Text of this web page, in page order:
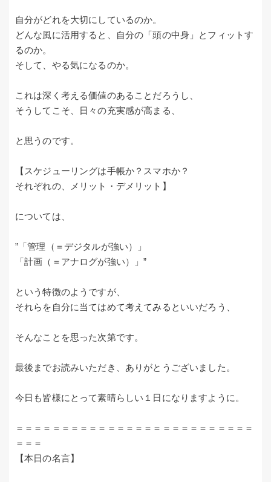
自分がどれを大切にしているのか。
どんな風に活用すると、自分の「頭の中身」とフィットす
るのか。
そして、やる気になるのか。
これは深く考える価値のあることだろうし、
そうしてこそ、日々の充実感が高まる、
と思うのです。
【スケジューリングは手帳か？スマホか？
それぞれの、メリット・デメリット】
については、
”「管理（＝デジタルが強い）」
「計画（＝アナログが強い）」”
という特徴のようですが、
それらを自分に当てはめて考えてみるといいだろう、
そんなことを思った次第です。
最後までお読みいただき、ありがとうございました。
今日も皆様にとって素晴らしい１日になりますように。
＝＝＝＝＝＝＝＝＝＝＝＝＝＝＝＝＝＝＝＝＝＝＝＝＝＝
＝＝＝
【本日の名言】